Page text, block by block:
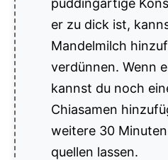
puddingartige
er zu dick ist,
Mandelmilch
verdünnen. Wenn
kannst du noch
Chiasamen
weitere 30
quellen lassen.